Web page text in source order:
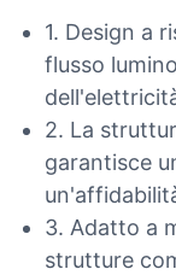
1. Design a
flusso
2. La
garantisce
3. Adatto a
strutture